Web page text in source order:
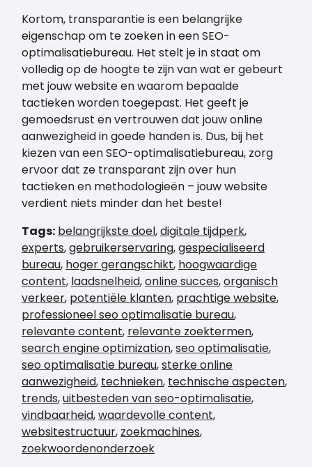
Kortom, transparantie is een belangrijke
eigenschap om te zoeken in een SEO-
optimalisatiebureau. Het stelt je in staat om
volledig op de hoogte te zijn van wat er gebeurt
met jouw website en waarom bepaalde
tactieken worden toegepast. Het geeft je
gemoedsrust en vertrouwen dat jouw online
aanwezigheid in goede handen is. Dus, bij het
kiezen van een SEO-optimalisatiebureau, zorg
ervoor dat ze transparant zijn over hun
tactieken en methodologieën – jouw website
verdient niets minder dan het beste!
Tags: belangrijkste doel,digitale tijdperk,
experts,gebruikerservaring,gespecialiseerd
bureau, hoger gerangschikt, hoogwaardige
content, laadsnelheid,online succes,organisch
verkeer, potentiële klanten, prachtige website,
professioneel seo optimalisatie bureau,
relevante content, relevante zoektermen,
search engine optimization,seo optimalisatie,
seo optimalisatie bureau,sterke online
aanwezigheid, technieken, technische aspecten,
trends,uitbesteden van seo-optimalisatie,
vindbaarheid,waardevolle content,
websitestructuur, zoekmachines,
zoekwoordenonderzoek